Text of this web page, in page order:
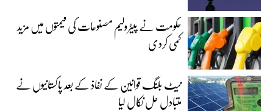
حکومت نے پیٹرولیم مصنوعات کی قیمتوں میں مزید
کمی کردی
نیٹ بلنگ قوانین کے نفاذ کے بعد پاکستانیوں نے
متبادل حل نکال لیا